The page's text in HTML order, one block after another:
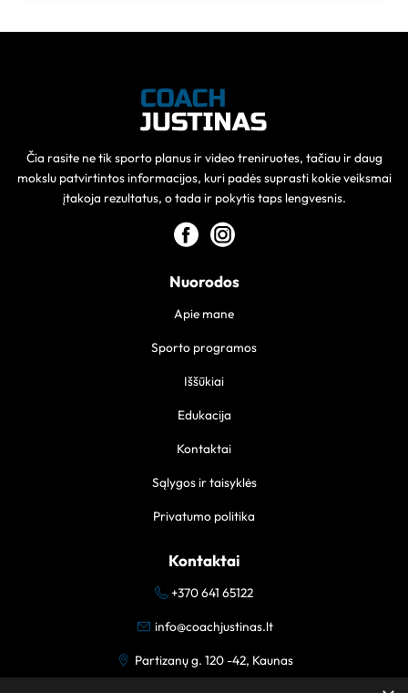
Čia rasite ne tik sporto planus ir video treniruotes, tačiau ir daug
mokslu patvirtintos informacijos, kuri padės suprasti kokie veiksmai
įtakoja rezultatus, o tada ir pokytis taps lengvesnis.
Nuorodos
Apie mane
Sporto programos
Iššūkiai
Edukacija
Kontaktai
Sąlygos ir taisyklės
Privatumo politika
Kontaktai
+370 641 65122
info@coachjustinas.lt
Partizanų g. 120 -42, Kaunas